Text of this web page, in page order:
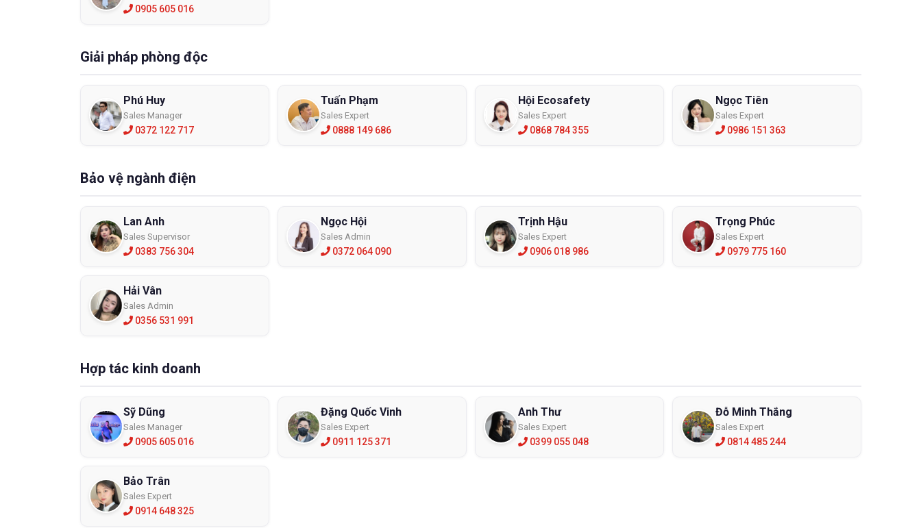
0905 605 016
Giải pháp phòng độc
Phú Huy
Sales Manager
0372 122 717
Tuấn Phạm
Sales Expert
0888 149 686
Hội Ecosafety
Sales Expert
0868 784 355
Ngọc Tiên
Sales Expert
0986 151 363
Bảo vệ ngành điện
Lan Anh
Sales Supervisor
0383 756 304
Ngọc Hội
Sales Admin
0372 064 090
Trịnh Hậu
Sales Expert
0906 018 986
Trọng Phúc
Sales Expert
0979 775 160
Hải Vân
Sales Admin
0356 531 991
Hợp tác kinh doanh
Sỹ Dũng
Sales Manager
0905 605 016
Đặng Quốc Vinh
Sales Expert
0911 125 371
Anh Thư
Sales Expert
0399 055 048
Đỗ Minh Thắng
Sales Expert
0814 485 244
Bảo Trân
Sales Expert
0914 648 325